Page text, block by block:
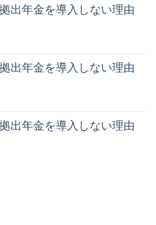
出年金を導入しない理由
出年金を導入しない理由
出年金を導入しない理由